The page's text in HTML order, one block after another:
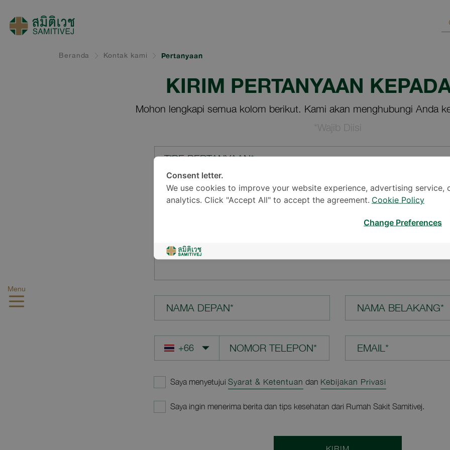
Menu
Beranda Kontak kami Pertanyaan
KIRIM PERTANYAAN
Mohon lengkapi semua kolom berikut. Kami akan menghubungi Anda
*Wajib Diisi
TIPE PERTANYAAN*
LOKASI*
NAMA DEPAN* NAMA BELAKANG*
EMAIL*
Saya menyetujui Syarat & Ketentuan dan Kebijakan Privasi
Saya ingin menerima berita dan tips kesehatan dari Rumah Sakit Samitivej.
Consent letter.
We use cookies to improve your website experience, advertising service,
analytics. Click "Accept All" to accept the agreement. Cookie Policy
Change Preferences